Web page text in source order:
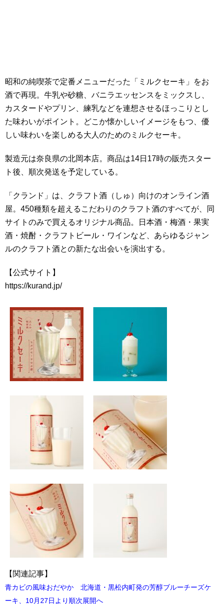
昭和の純喫茶で定番メニューだった「ミルクセーキ」をお
酒で再現。牛乳や砂糖、バニラエッセンスをミックスし、
カスタードやプリン、練乳などを連想させるほっこりとし
た味わいがポイント。どこか懐かしいイメージをもつ、優
しい味わいを楽しめる大人のためのミルクセーキ。
製造元は奈良県の北岡本店。商品は14日17時の販売スター
ト後、順次発送を予定している。
「クランド」は、クラフト酒（しゅ）向けのオンライン酒
屋。450種類を超えるこだわりのクラフト酒のすべてが、同
サイトのみで買えるオリジナル商品。日本酒・梅酒・果実
酒・焼酎・クラフトビール・ワインなど、あらゆるジャン
ルのクラフト酒との新たな出会いを演出する。
【公式サイト】
https://kurand.jp/
【関連記事】
青カビの風味おだやか 北海道・黒松内町発の芳醇ブルーチーズケ
ーキ、10月27日より順次展開へ